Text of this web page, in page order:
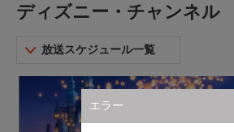
エラー
ディズニー・チャンネル
放送スケジュール一覧